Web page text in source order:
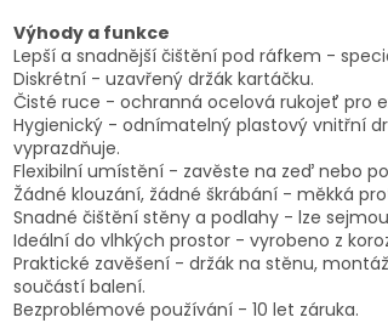
Výhody a funkce
Lepší a snadnější čištění pod ráfkem -
Diskrétní - uzavřený držák kartáčku.
Čisté ruce - ochranná ocelová rukojeť pro
Hygienický - odnímatelný plastový vnitřní
vyprazdňuje.
Flexibilní umístění - zavěste na zeď nebo
Žádné klouzání, žádné škrábání - měkká
Snadné čištění stěny a podlahy - lze
Ideální do vlhkých prostor - vyrobeno z
Praktické zavěšení - držák na stěnu,
součástí balení.
Bezproblémové používání - 10 let záruka.